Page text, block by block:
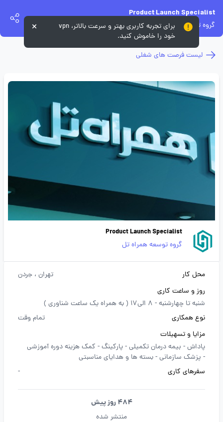
Product Launch Specialist
گروه توسعه همراه تل
لیست فرصت های شغلی
Product Launch Specialist
گروه توسعه همراه تل
محل کار تهران ، جردن
روز و ساعت کاری
شنبه تا چهارشنبه - 8 الی17 ( به همراه یک ساعت شناوری )
نوع همکاری
تمام وقت
مزایا و تسهیلات
پاداش - بیمه درمان تکمیلی -پارکینگ - کمک هزینه دوره آموزشی
- پزشک سازمانی -بسته ها و هدایای مناسبتی
سفرهای کاری
-
484 روز پیش
منتشر شده
برای تجربه کاربری بهتر و سرعت بالاتر، vpn
خود را خاموش کنید.